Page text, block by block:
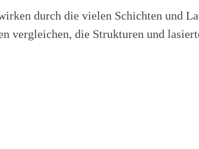
durch die vielen Schichten und
vergleichen, die Strukturen und